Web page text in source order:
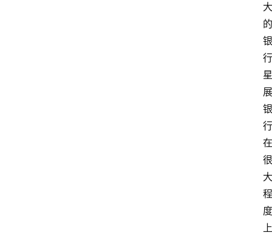
大
的
银
行
星
展
银
行
在
很
大
程
度
上